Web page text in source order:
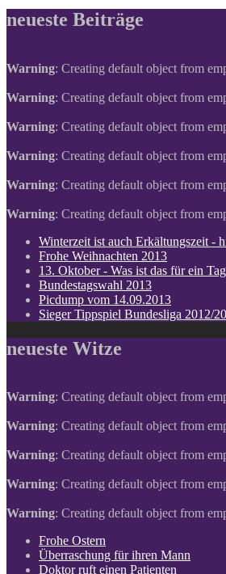
neueste Beiträge
Warning: Creating default object from
Warning: Creating default object from
Warning: Creating default object from
Warning: Creating default object from
Warning: Creating default object from
Warning: Creating default object from
Winterzeit ist auch Erkältungszeit -
Frohe Weihnachten 2013
13. Oktober - Was ist das für ein
Bundestagswahl 2013
Picdump vom 14.09.2013
Sieger Tippspiel Bundesliga 2012/
neueste Witze
Warning: Creating default object from
Warning: Creating default object from
Warning: Creating default object from
Warning: Creating default object from
Warning: Creating default object from
Frohe Ostern
Überraschung für ihren Mann
Doktor ruft einen Patienten